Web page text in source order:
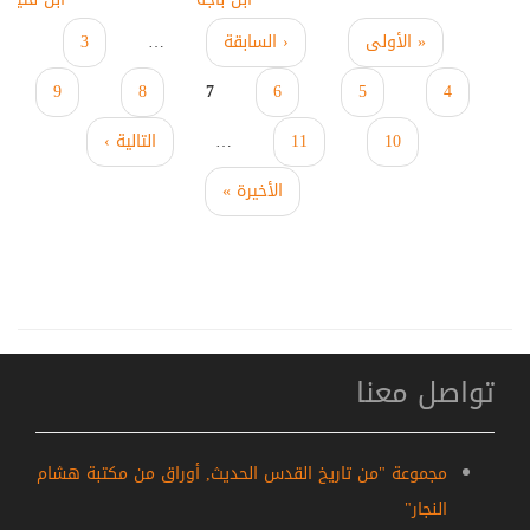
الصفحات
« الأولى ‹ السابقة …
3
4
5
6
7
8
9
10
11
…
التالية ›
الأخيرة »
تواصل معنا
مجموعة "من تاريخ القدس الحديث, أوراق من مكتبة هشام
النجار"